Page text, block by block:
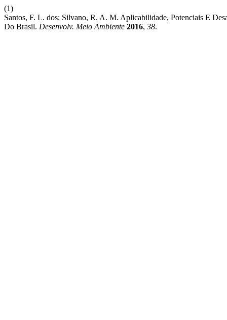
(1)
Santos, F. L. dos; Silvano, R. A. M. Aplicabilidade, Potenciais E
Do Brasil. Desenvolv. Meio Ambiente 2016, 38.